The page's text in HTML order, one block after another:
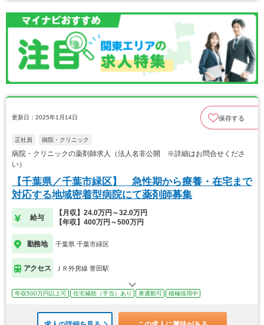
更新日：2025年1月14日 保存する
正社員 病院・クリニック
病院・クリニックの薬剤師求人（法人名非公開 ※詳細はお問合せくださ
い）
【千葉県／千葉市緑区】 急性期から療養・在宅まで
対応する地域密着型病院にて薬剤師募集
給与
【月収】24.0万円～32.0万円
【年収】400万円～500万円
勤務地 千葉県 千葉市緑区
アクセス ＪＲ外房線 誉田駅
年収500万円以上可 住宅補助（手当）あり 車通勤可 積極採用中